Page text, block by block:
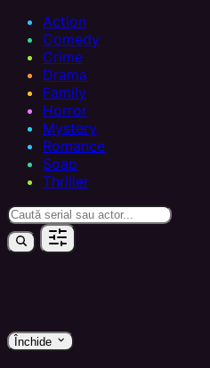
Action
Comedy
Crime
Drama
Family
Horror
Mystery
Romance
Soap
Thriller
Închide keyboard_arrow_down